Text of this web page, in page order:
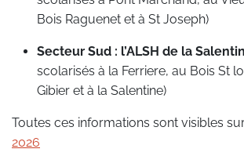
Bois Raguenet et à St Joseph)
Secteur Sud : l’ALSH de la
scolarisés à la Ferriere, au Bois St
Gibier et à la Salentine)
Toutes ces informations sont visibles
2026